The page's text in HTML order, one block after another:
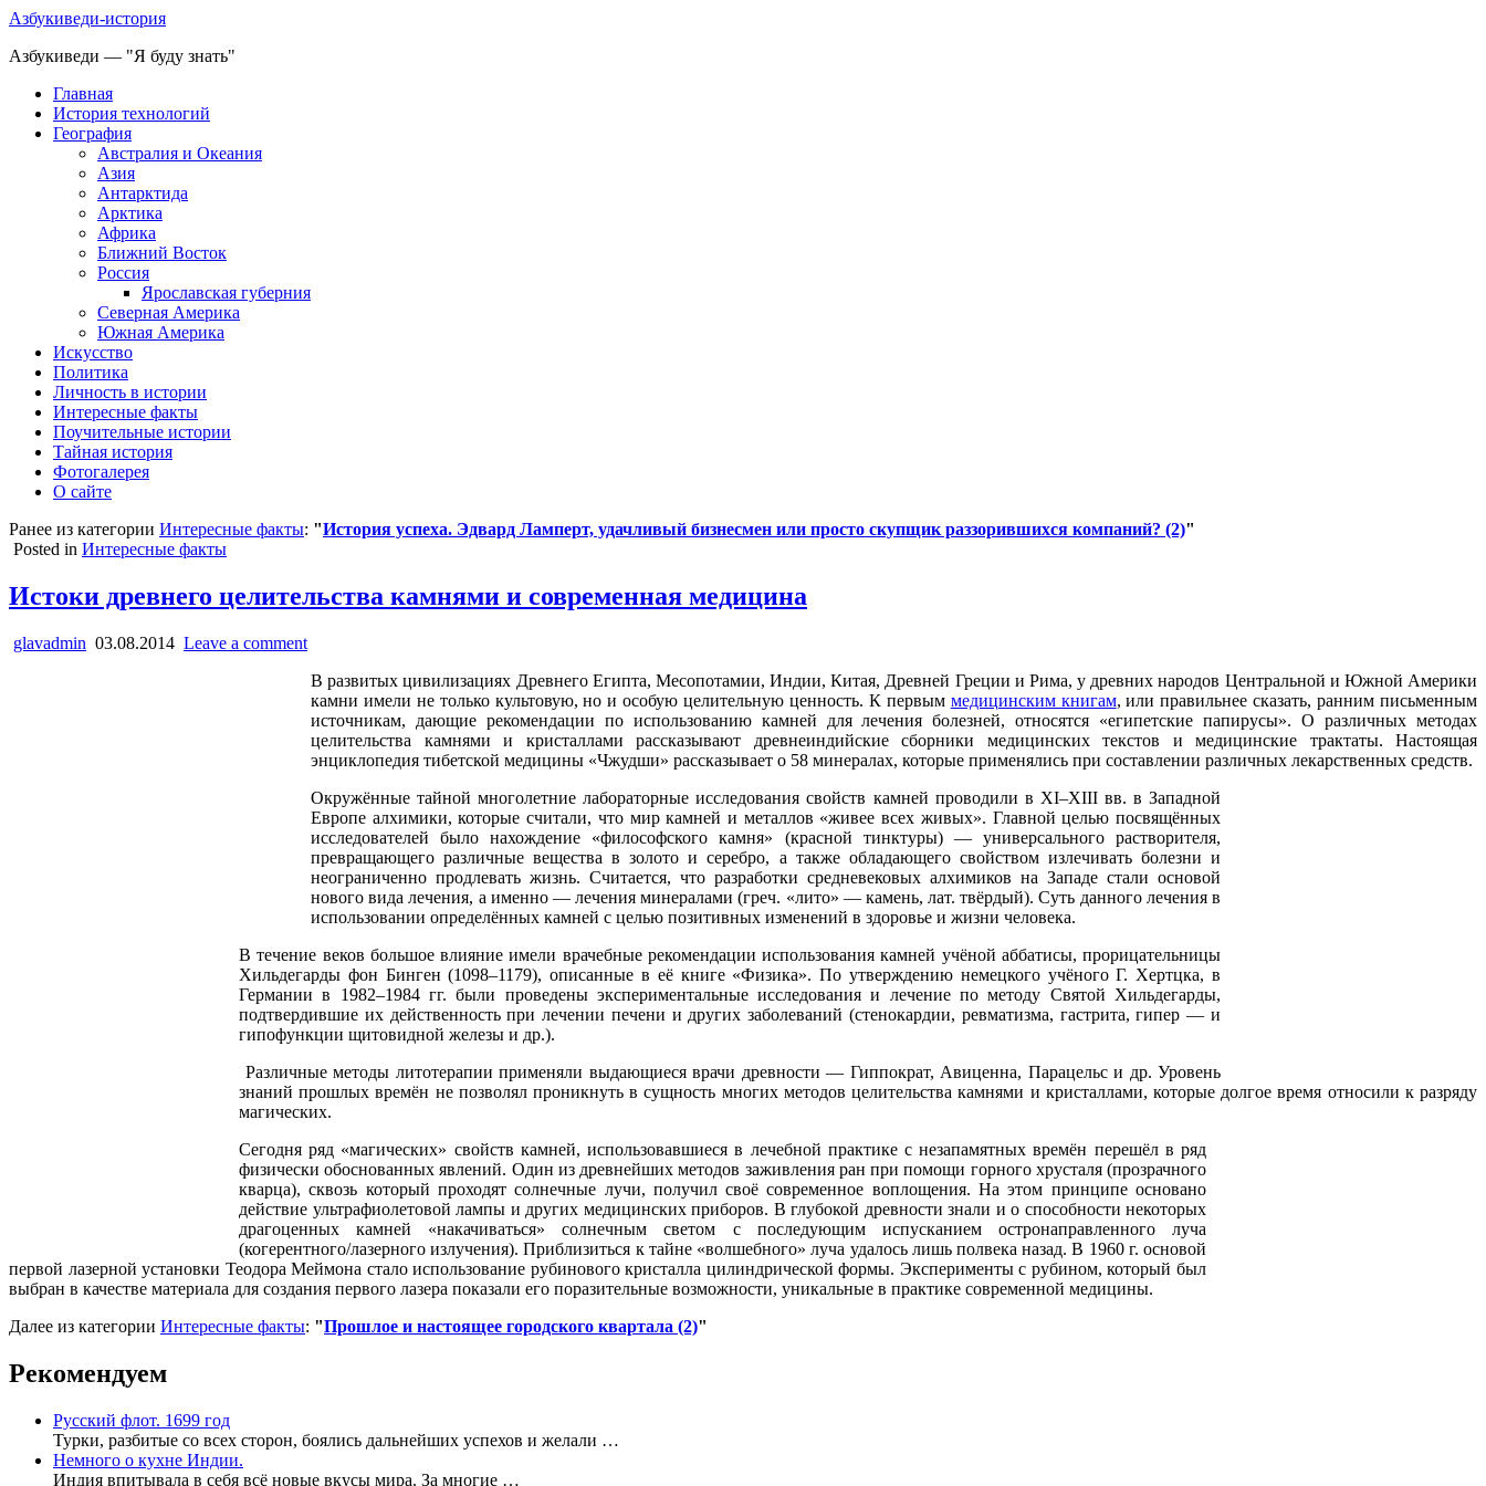
Азбукиведи-история
Азбукиведи — "Я буду знать"
Главная
История технологий
География
Австралия и Океания
Азия
Антарктида
Арктика
Африка
Ближний Восток
Россия
Ярославская губерния
Северная Америка
Южная Америка
Искусство
Политика
Личность в истории
Интересные факты
Поучительные истории
Тайная история
Фотогалерея
О сайте
Ранее из категории Интересные факты: "История успеха. Эдвард Ламперт, удачливый бизнесмен или просто скупщик раззорившихся компаний? (2)"
Posted in Интересные факты
Истоки древнего целительства камнями и современная медицина
glavadmin 03.08.2014 Leave a comment
В развитых цивилизациях Древнего Египта, Месопотамии, Индии, Китая, Древней Греции и Рима, у древних народов Центральной и Южной Америки
камни имели не только культовую, но и особую целительную ценность. К первым медицинским книгам, или правильнее сказать, ранним письменным
источникам, дающие рекомендации по использованию камней для лечения болезней, относятся «египетские папирусы». О различных методах
целительства камнями и кристаллами рассказывают древнеиндийские сборники медицинских текстов и медицинские трактаты. Настоящая
энциклопедия тибетской медицины «Чжудши» рассказывает о 58 минералах, которые применялись при составлении различных лекарственных средств.
Окружённые тайной многолетние лабораторные исследования свойств камней проводили в XI–XIII вв. в Западной
Европе алхимики, которые считали, что мир камней и металлов «живее всех живых». Главной целью посвящённых
исследователей было нахождение «философского камня» (красной тинктуры) — универсального растворителя,
превращающего различные вещества в золото и серебро, а также обладающего свойством излечивать болезни и
неограниченно продлевать жизнь. Считается, что разработки средневековых алхимиков на Западе стали основой
нового вида лечения, а именно — лечения минералами (греч. «лито» — камень, лат. твёрдый). Суть данного лечения в
использовании определённых камней с целью позитивных изменений в здоровье и жизни человека.
В течение веков большое влияние имели врачебные рекомендации использования камней учёной аббатисы, прорицательницы
Хильдегарды фон Бинген (1098–1179), описанные в её книге «Физика». По утверждению немецкого учёного Г. Хертцка, в
Германии в 1982–1984 гг. были проведены экспериментальные исследования и лечение по методу Святой Хильдегарды,
подтвердившие их действенность при лечении печени и других заболеваний (стенокардии, ревматизма, гастрита, гипер — и
гипофункции щитовидной железы и др.).
Различные методы литотерапии применяли выдающиеся врачи древности — Гиппократ, Авиценна, Парацельс и др. Уровень
знаний прошлых времён не позволял проникнуть в сущность многих методов целительства камнями и кристаллами, которые долгое время относили к разряду
магических.
Сегодня ряд «магических» свойств камней, использовавшиеся в лечебной практике с незапамятных времён перешёл в ряд
физически обоснованных явлений. Один из древнейших методов заживления ран при помощи горного хрусталя (прозрачного
кварца), сквозь который проходят солнечные лучи, получил своё современное воплощения. На этом принципе основано
действие ультрафиолетовой лампы и других медицинских приборов. В глубокой древности знали и о способности некоторых
драгоценных камней «накачиваться» солнечным светом с последующим испусканием остронаправленного луча
(когерентного/лазерного излучения). Приблизиться к тайне «волшебного» луча удалось лишь полвека назад. В 1960 г. основой
первой лазерной установки Теодора Меймона стало использование рубинового кристалла цилиндрической формы. Эксперименты с рубином, который был
выбран в качестве материала для создания первого лазера показали его поразительные возможности, уникальные в практике современной медицины.
Далее из категории Интересные факты: "Прошлое и настоящее городского квартала (2)"
Рекомендуем
Русский флот. 1699 год
Турки, разбитые со всех сторон, боялись дальнейших успехов и желали …
Немного о кухне Индии.
Индия впитывала в себя всё новые вкусы мира. За многие …